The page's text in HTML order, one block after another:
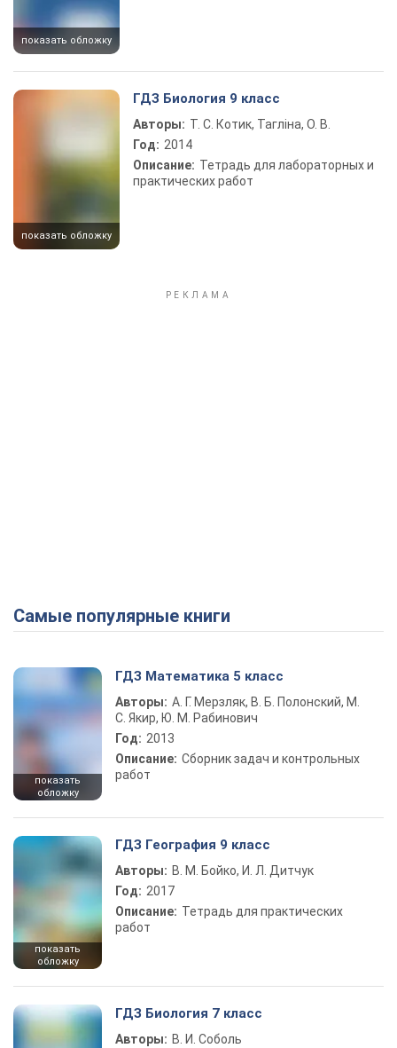
показать обложку
показать обложку
ГДЗ Биология 9 класс
Авторы: Т. С. Котик, Тагліна, О. В.
Год: 2014
Описание: Тетрадь для лабораторных и
практических работ
Самые популярные книги
показать
обложку
ГДЗ Математика 5 класс
Авторы: А. Г. Мерзляк, В. Б. Полонский, М.
С. Якир, Ю. М. Рабинович
Год: 2013
Описание: Сборник задач и контрольных
работ
показать
обложку
ГДЗ География 9 класс
Авторы: В. М. Бойко, И. Л. Дитчук
Год: 2017
Описание: Тетрадь для практических
работ
ГДЗ Биология 7 класс
Авторы: В. И. Соболь